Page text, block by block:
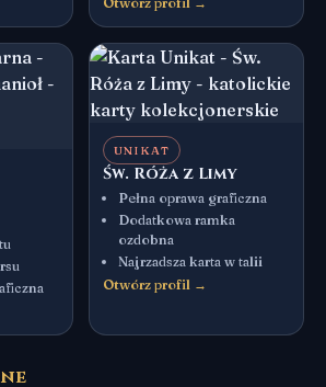
UNIKAT
Św. Róża z Limy
Pełna oprawa graficzna
Dodatkowa ramka
ozdobna
Najrzadsza karta w talii
Otwórz profil →